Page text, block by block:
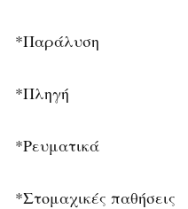
*Παράλυση
*Πληγή
*Ρευματικά
*Στομαχικές παθήσεις